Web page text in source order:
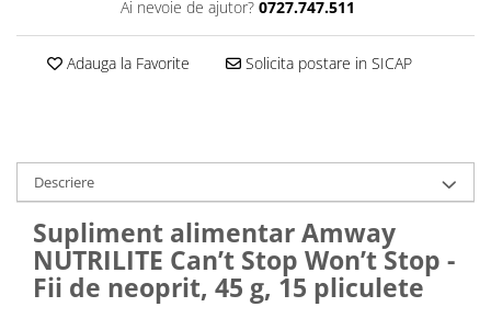
Ingrijire personala
Ingrjire faciala
Perii de par
Igiena dentara
Periute de dinti electrice
Irigatoare bucale
Accesorii si rezerve
Ondulatoare si placi de par
Ai nevoie de ajutor? 0727.747.511
Adauga la Favorite Solicita postare in SICAP
Descriere
Supliment alimentar Amway
NUTRILITE Can’t Stop Won’t Stop -
Fii de neoprit, 45 g, 15 pliculete